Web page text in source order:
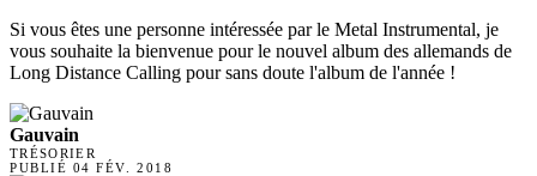
Si vous êtes une personne intéressée par le Metal Instrumental, je
vous souhaite la bienvenue pour le nouvel album des allemands de
Long Distance Calling pour sans doute l'album de l'année !
Gauvain
TRÉSORIER
PUBLIÉ 04 FÉV. 2018